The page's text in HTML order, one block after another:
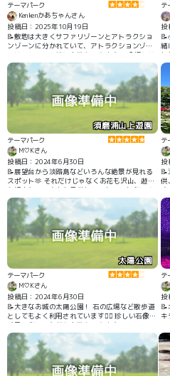
テーマパーク
Kenkenかあちゃんさん
投稿日：2025年10月19日
📝敷地は大きくサファリゾーンとアトラクショ
ンゾーンに分かれていて、アトラクションゾー
ンはわんこと一緒にお散歩できます。(入場には
わんわんパスポート500円の購入が必要) ペット
と乗れるアトラクションも幾つか有り、敷地も
広いのでゆっくりお散歩できます。 サファリゾ
ーンには連れて入れないですが、インフォメー
ションで無料で預かってもらう事ができるの
で、安心です！
テ
投
📝
緒
無
須磨浦山上遊園
テーマパーク
M♡Kさん
投稿日：2024年6月30日
📝展望台から淡路島などいろんな絶景が見れる
スポット🫶 それだけじゃなくお花も沢山、遊具
も沢山なので大人も子供もわんちゃんも楽しめ
るスポットです🥰✨
テ
投
📝
供
に
太陽公園
テーマパーク
M♡Kさん
投稿日：2024年6月30日
📝大きなお城の太陽公園！ 石の広場など散歩道
としてもよく利用されています🙆‍♀️ 珍しい石像な
ど見て楽しみながらお散歩できます！
テ
投
📝
キ